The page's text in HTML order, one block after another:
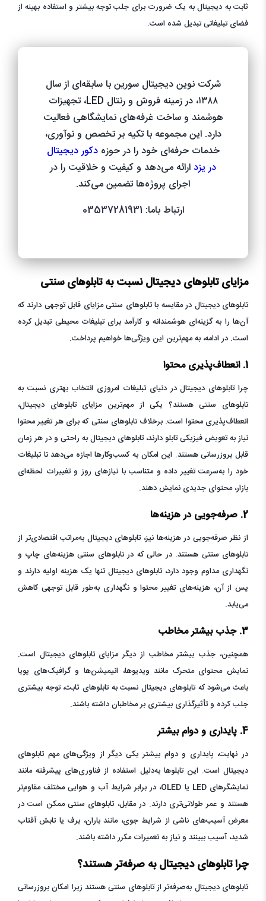
ثابت به دیجیتال به یک ضرورت برای جلب توجه بیشتر و استفاده بهینه از
فضای تبلیغاتی تبدیل شده است.
شرکت نوین دیجیتال سورین با سابقه‌ای از سال
۱۳۸۸، در زمینه فروش و رنتال LED، تجهیزات
هوشمند و ساخت غرفه‌های نمایشگاهی فعالیت
دارد. این مجموعه با تکیه بر تخصص و نوآوری،
خدمات حرفه‌ای خود را در حوزهدکور دیجیتال
در یزدارائه می‌دهد و کیفیت و خلاقیت را در
اجرای پروژه‌ها تضمین می‌کند.
ارتباط باما: 03537281931
مزایای تابلوهای دیجیتال نسبت به تابلوهای سنتی
تابلوهای دیجیتال در مقایسه با تابلوهای سنتی مزایای قابل توجهی دارند که
آن‌ها را به گزینه‌ای هوشمندانه و کارآمد برای تبلیغات محیطی تبدیل کرده
است. در ادامه، به مهم‌ترین این ویژگی‌ها خواهیم پرداخت.
1. انعطاف‌پذیری محتوا
چرا تابلوهای دیجیتال در دنیای تبلیغات امروزی انتخاب بهتری نسبت به
تابلوهای سنتی هستند؟ یکی از مهم‌ترین مزایای تابلوهای دیجیتال،
انعطاف‌پذیری محتوا است. برخلاف تابلوهای سنتی که برای هر تغییر محتوا
نیاز به تعویض فیزیکی تابلو دارند، تابلوهای دیجیتال به راحتی و در هر زمان
قابل بروزرسانی هستند. این امکان به کسب‌وکارها اجازه می‌دهد تا تبلیغات
خود را به‌سرعت تغییر داده و متناسب با نیازهای روز و تغییرات لحظه‌ای
بازار، محتوای جدیدی نمایش دهند.
2. صرفه‌جویی در هزینه‌ها
از نظر صرفه‌جویی در هزینه‌ها نیز، تابلوهای دیجیتال به‌مراتب اقتصادی‌تر از
تابلوهای سنتی هستند. در حالی که در تابلوهای سنتی هزینه‌های چاپ و
نگهداری مداوم وجود دارد، تابلوهای دیجیتال تنها یک هزینه اولیه دارند و
پس از آن، هزینه‌های تغییر محتوا و نگهداری به‌طور قابل توجهی کاهش
می‌یابد.
3. جذب بیشتر مخاطب
همچنین، جذب بیشتر مخاطب از دیگر مزایای تابلوهای دیجیتال است.
نمایش محتوای متحرک مانند ویدیوها، انیمیشن‌ها و گرافیک‌های پویا
باعث می‌شود که تابلوهای دیجیتال نسبت به تابلوهای ثابت، توجه بیشتری
جلب کرده و تأثیرگذاری بیشتری بر مخاطبان داشته باشند.
4. پایداری و دوام بیشتر
در نهایت، پایداری و دوام بیشتر یکی دیگر از ویژگی‌های مهم تابلوهای
دیجیتال است. این تابلوها به‌دلیل استفاده از فناوری‌های پیشرفته مانند
نمایشگرهای LED یا OLED، در برابر شرایط آب و هوایی مختلف مقاوم‌تر
هستند و عمر طولانی‌تری دارند. در مقابل، تابلوهای سنتی ممکن است در
معرض آسیب‌های ناشی از شرایط جوی، مانند باران، برف یا تابش آفتاب
شدید، آسیب ببینند و نیاز به تعمیرات مکرر داشته باشند.
چرا تابلوهای دیجیتال به صرفه‌تر هستند؟
تابلوهای دیجیتال به‌صرفه‌تر از تابلوهای سنتی هستند زیرا امکان بروزرسانی